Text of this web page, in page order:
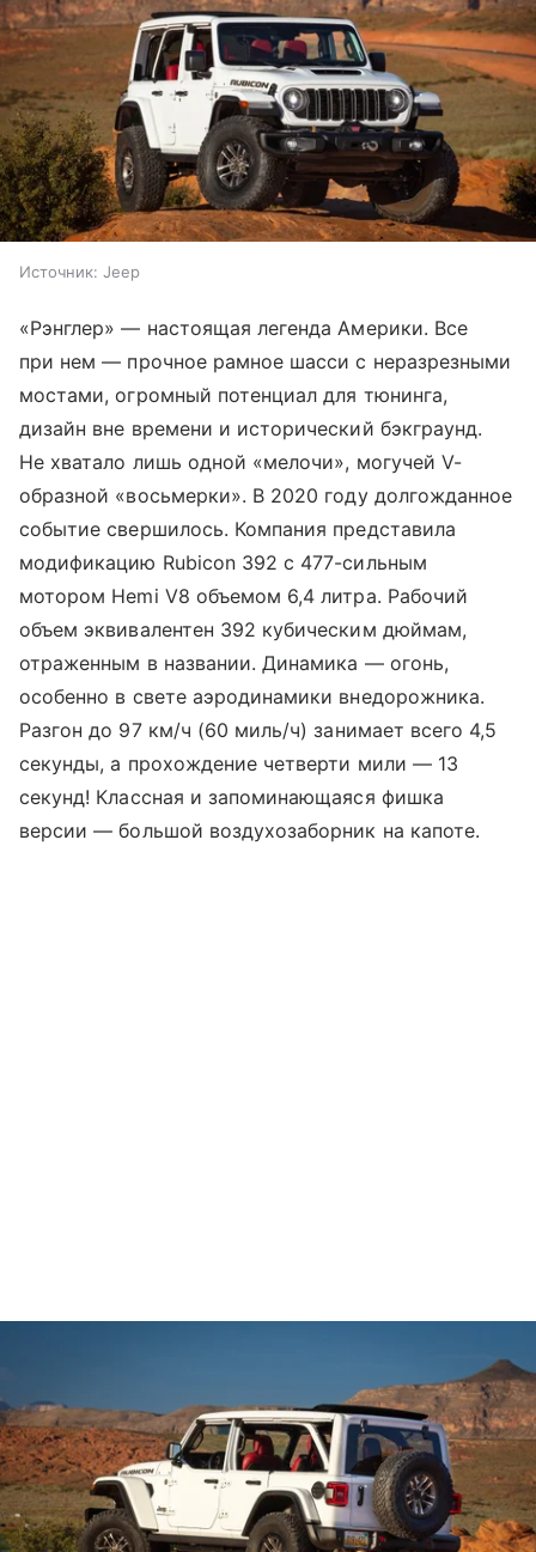
Источник: Jeep
«Рэнглер» — настоящая легенда Америки. Все
при нем — прочное рамное шасси с неразрезными
мостами, огромный потенциал для тюнинга,
дизайн вне времени и исторический бэкграунд.
Не хватало лишь одной «мелочи», могучей V-
образной «восьмерки». В 2020 году долгожданное
событие свершилось. Компания представила
модификацию Rubicon 392 с 477-сильным
мотором Hemi V8 объемом 6,4 литра. Рабочий
объем эквивалентен 392 кубическим дюймам,
отраженным в названии. Динамика — огонь,
особенно в свете аэродинамики внедорожника.
Разгон до 97 км/ч (60 миль/ч) занимает всего 4,5
секунды, а прохождение четверти мили — 13
секунд! Классная и запоминающаяся фишка
версии — большой воздухозаборник на капоте.